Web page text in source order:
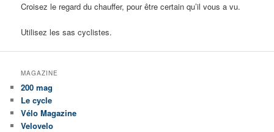
Croisez le regard du chauffer, pour être certain qu’il vous a vu.
Utilisez les sas cyclistes.
MAGAZINE
200 mag
Le cycle
Vélo Magazine
Velovelo